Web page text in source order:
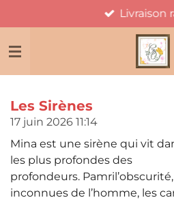
au
contenu
Livraison
Les Sirènes
17 juin 2026 11:14
Mina est une sirène qui vit
les plus profondes des
profondeurs.
inconnues de l’homme, les